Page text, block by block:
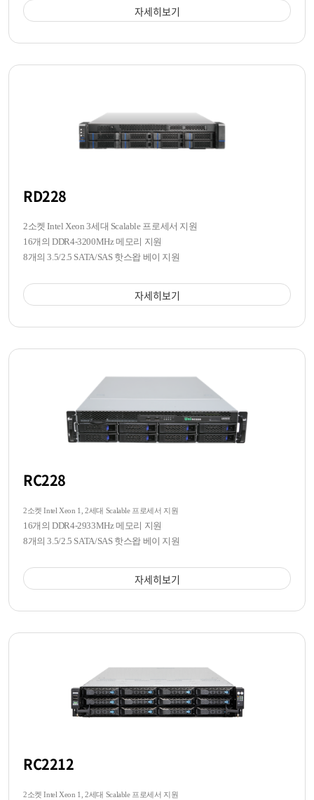
자세히보기
RD228
2소켓 Intel Xeon 3세대 Scalable 프로세서 지원
16개의 DDR4-3200MHz 메모리 지원
8개의 3.5/2.5 SATA/SAS 핫스왑 베이 지원
자세히보기
RC228
2소켓 Intel Xeon 1, 2세대 Scalable 프로세서 지원
16개의 DDR4-2933MHz 메모리 지원
8개의 3.5/2.5 SATA/SAS 핫스왑 베이 지원
자세히보기
RC2212
2소켓 Intel Xeon 1, 2세대 Scalable 프로세서 지원